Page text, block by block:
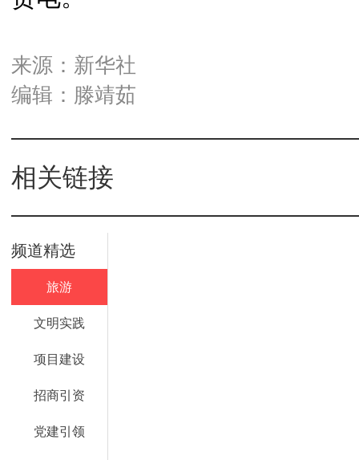
来源：新华社
编辑：滕靖茹
相关链接
频道精选
旅游
文明实践
项目建设
招商引资
党建引领